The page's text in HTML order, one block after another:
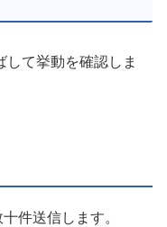
して挙動を確認しま
件送信します。